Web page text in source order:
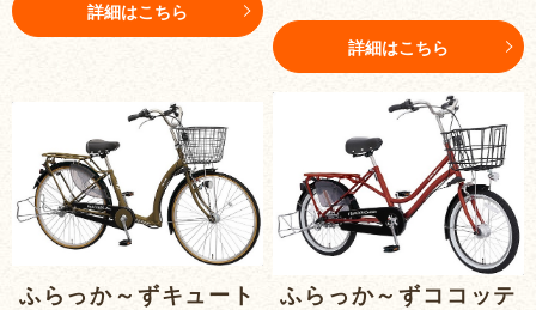
詳細はこちら
詳細はこちら
ふらっか～ずキュート
ふらっか～ずココッテ